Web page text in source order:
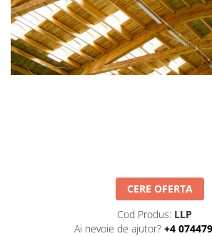
CERE OFERTA
Cod Produs: LLP
Ai nevoie de ajutor? +4